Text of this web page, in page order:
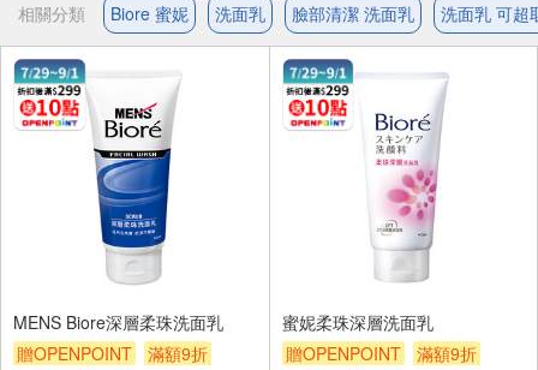
相關分類 Biore 蜜妮 洗面乳 臉部清潔 洗面乳 洗面乳 可超
MENS Biore深層柔珠洗面乳
贈OPENPOINT
滿額9折
蜜妮柔珠深層洗面乳
贈OPENPOINT
滿額9折